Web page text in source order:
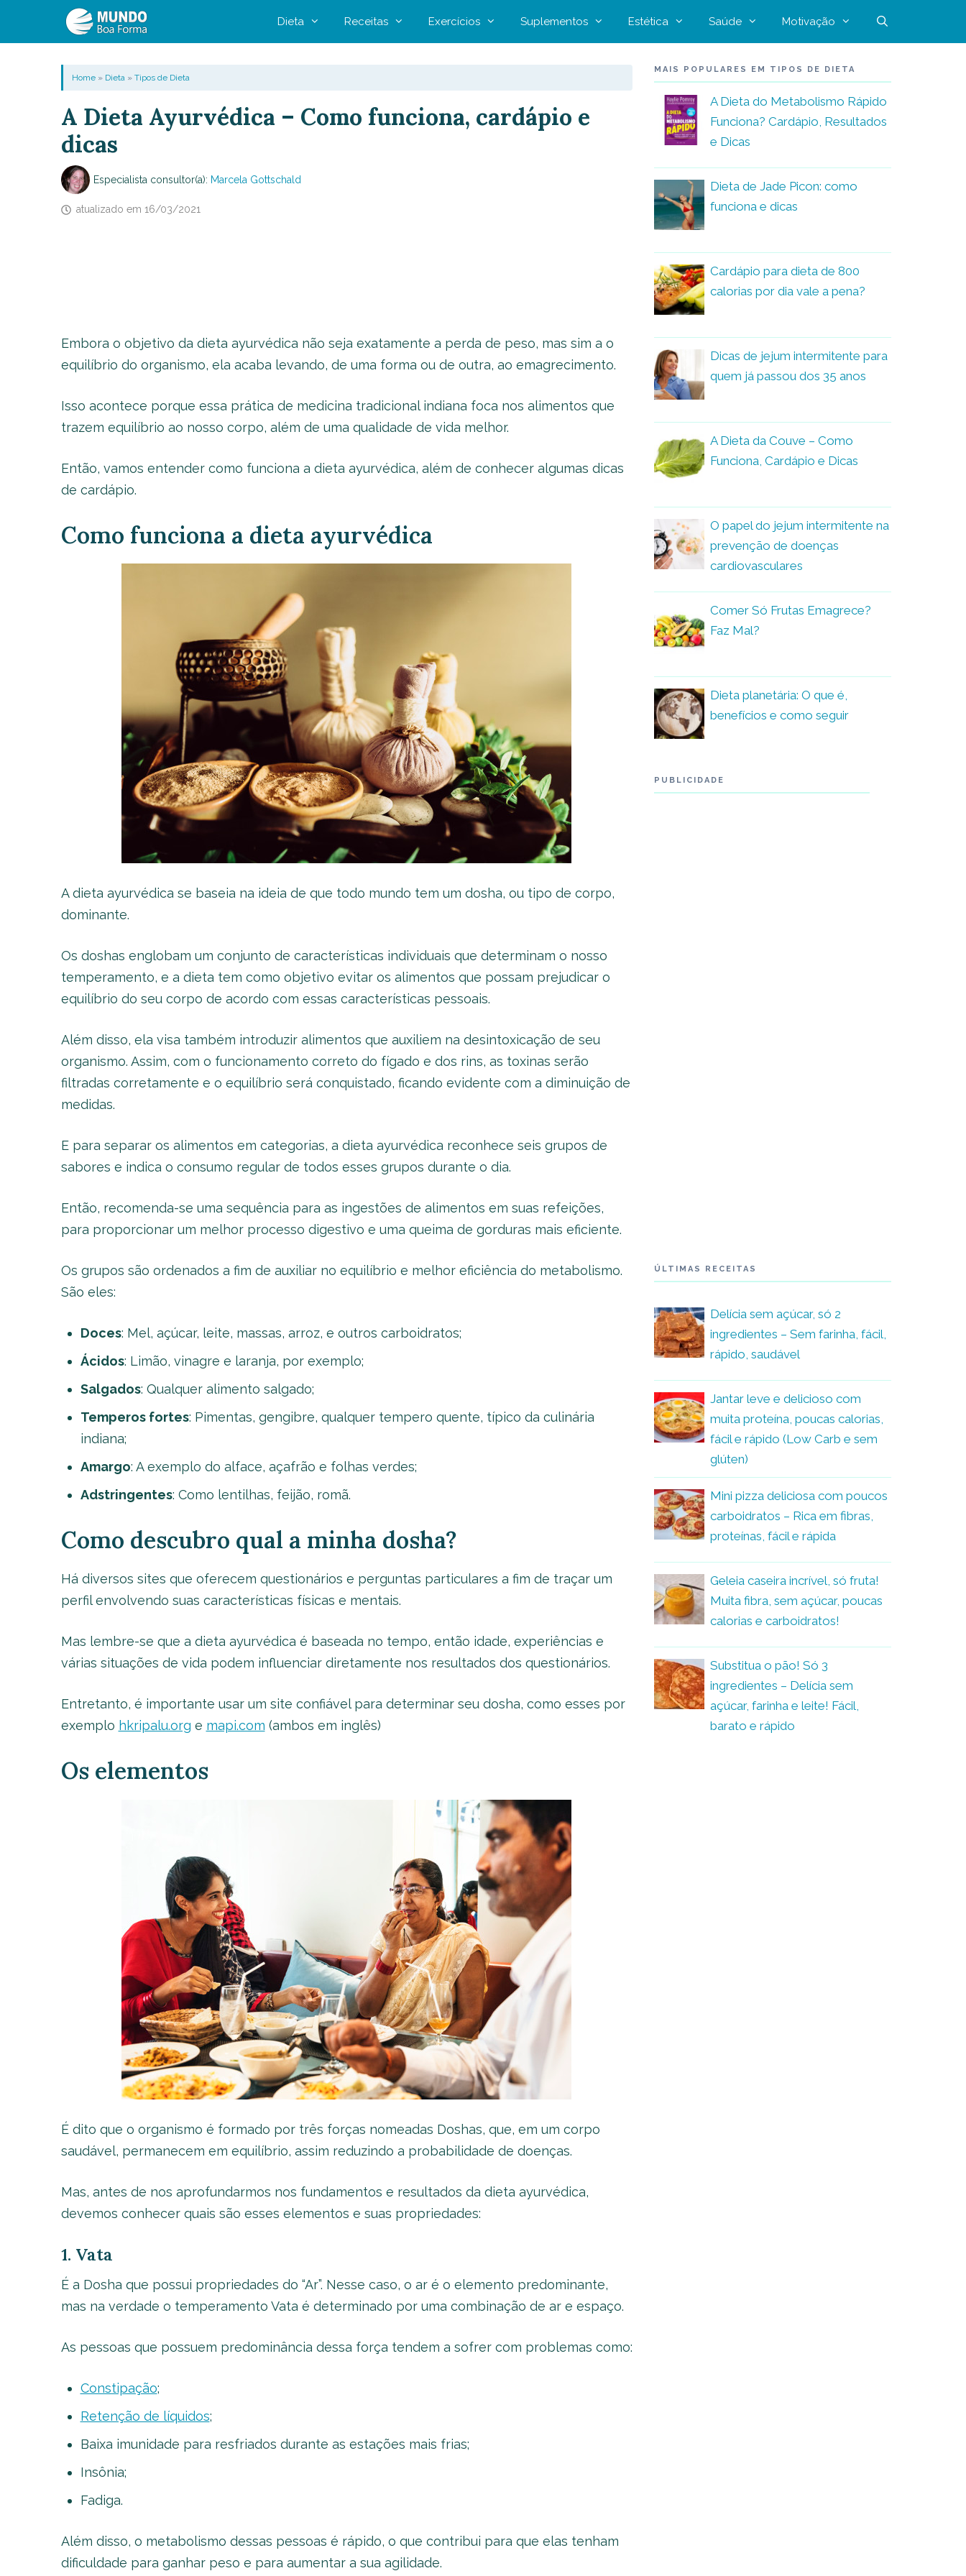
Dieta Receitas Exercícios Suplementos Estética Saúde Motivação
Home» Dieta» Tipos de Dieta
A Dieta Ayurvédica – Como funciona, cardápio e
dicas
Especialista consultor(a): Marcela Gottschald
atualizado em 16/03/2021
Embora o objetivo da dieta ayurvédica não seja exatamente a perda de peso, mas sim a o
equilíbrio do organismo, ela acaba levando, de uma forma ou de outra, ao emagrecimento.
Isso acontece porque essa prática de medicina tradicional indiana foca nos alimentos que
trazem equilíbrio ao nosso corpo, além de uma qualidade de vida melhor.
Então, vamos entender como funciona a dieta ayurvédica, além de conhecer algumas dicas
de cardápio.
Como funciona a dieta ayurvédica
A dieta ayurvédica se baseia na ideia de que todo mundo tem um dosha, ou tipo de corpo,
dominante.
Os doshas englobam um conjunto de características individuais que determinam o nosso
temperamento, e a dieta tem como objetivo evitar os alimentos que possam prejudicar o
equilíbrio do seu corpo de acordo com essas características pessoais.
Além disso, ela visa também introduzir alimentos que auxiliem na desintoxicação de seu
organismo. Assim, com o funcionamento correto do fígado e dos rins, as toxinas serão
filtradas corretamente e o equilíbrio será conquistado, ficando evidente com a diminuição de
medidas.
E para separar os alimentos em categorias, a dieta ayurvédica reconhece seis grupos de
sabores e indica o consumo regular de todos esses grupos durante o dia.
Então, recomenda-se uma sequência para as ingestões de alimentos em suas refeições,
para proporcionar um melhor processo digestivo e uma queima de gorduras mais eficiente.
Os grupos são ordenados a fim de auxiliar no equilíbrio e melhor eficiência do metabolismo.
São eles:
Doces: Mel, açúcar, leite, massas, arroz, e outros carboidratos;
Ácidos: Limão, vinagre e laranja, por exemplo;
Salgados: Qualquer alimento salgado;
Temperos fortes: Pimentas, gengibre, qualquer tempero quente, típico da culinária
indiana;
Amargo: A exemplo do alface, açafrão e folhas verdes;
Adstringentes: Como lentilhas, feijão, romã.
Como descubro qual a minha dosha?
Há diversos sites que oferecem questionários e perguntas particulares a fim de traçar um
perfil envolvendo suas características físicas e mentais.
Mas lembre-se que a dieta ayurvédica é baseada no tempo, então idade, experiências e
várias situações de vida podem influenciar diretamente nos resultados dos questionários.
Entretanto, é importante usar um site confiável para determinar seu dosha, como esses por
exemplo hkripalu.org e mapi.com (ambos em inglês)
Os elementos
É dito que o organismo é formado por três forças nomeadas Doshas, que, em um corpo
saudável, permanecem em equilíbrio, assim reduzindo a probabilidade de doenças.
Mas, antes de nos aprofundarmos nos fundamentos e resultados da dieta ayurvédica,
devemos conhecer quais são esses elementos e suas propriedades:
1. Vata
É a Dosha que possui propriedades do “Ar”. Nesse caso, o ar é o elemento predominante,
mas na verdade o temperamento Vata é determinado por uma combinação de ar e espaço.
As pessoas que possuem predominância dessa força tendem a sofrer com problemas como:
Constipação;
Retenção de líquidos;
Baixa imunidade para resfriados durante as estações mais frias;
Insônia;
Fadiga.
Além disso, o metabolismo dessas pessoas é rápido, o que contribui para que elas tenham
dificuldade para ganhar peso e para aumentar a sua agilidade.
MAIS POPULARES EM TIPOS DE DIETA
A Dieta do Metabolismo Rápido
Funciona? Cardápio, Resultados
e Dicas
Dieta de Jade Picon: como
funciona e dicas
Cardápio para dieta de 800
calorias por dia vale a pena?
Dicas de jejum intermitente para
quem já passou dos 35 anos
A Dieta da Couve – Como
Funciona, Cardápio e Dicas
O papel do jejum intermitente na
prevenção de doenças
cardiovasculares
Comer Só Frutas Emagrece?
Faz Mal?
Dieta planetária: O que é,
benefícios e como seguir
PUBLICIDADE
ÚLTIMAS RECEITAS
Delícia sem açúcar, só 2
ingredientes – Sem farinha, fácil,
rápido, saudável
Jantar leve e delicioso com
muita proteína, poucas calorias,
fácil e rápido (Low Carb e sem
glúten)
Mini pizza deliciosa com poucos
carboidratos – Rica em fibras,
proteínas, fácil e rápida
Geleia caseira incrível, só fruta!
Muita fibra, sem açúcar, poucas
calorias e carboidratos!
Substitua o pão! Só 3
ingredientes – Delícia sem
açúcar, farinha e leite! Fácil,
barato e rápido